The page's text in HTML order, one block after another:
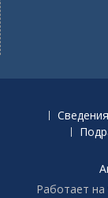
Работает на